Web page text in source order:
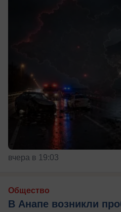
вчера в 19:03
Общество
В Анапе возникли